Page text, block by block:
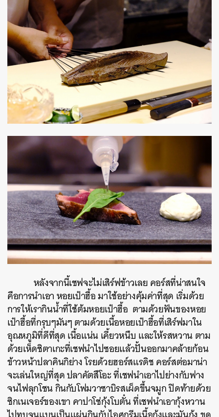
หลังจากนี้เชฟจะไม่เสิร์ฟข้าวเลย คอร์สที่น่าสนใจ
คือการนำเอา หอยเป๋าฮื้อ มาใช้อย่างคุ้มค่าที่สุด เริ่มด้วย
การให้เรากินน้ำที่ใช้ต้มหอยเป๋าฮื้อ ตามด้วยฟันของหอย
เป๋าฮื้อที่กรุบๆมันๆ ตามด้วยเนื้อหอยเป๋าฮื้อที่เสิร์ฟมาใน
อุณหภูมิที่ดีที่สุด เนื้อแน่น เคี้ยวหนึบ และให้รสหวาน ตาม
ด้วยเห็ดชิตาเกะที่เชฟนำไปซอยแล้วปั้นออกมาคล้ายก้อน
ข้าวหน้าปลาคินกิย่าง โรยด้วยฮอร์สแรดิช คอร์สต่อมาน่า
จะเล่นใหญ่ที่สุด ปลาคัตสึโอะ ที่เชฟนำเอาไปย่างกับฟาง
จนไฟลุกโชน กินกับโฟมวาซาบิรสเผ็ดขึ้นจมูก ปิดท้ายด้วย
ซิกเนเจอร์ของเขา คาปาโช่กุ้งโบตั๋น ที่เชฟนำเอากุ้งหวาน